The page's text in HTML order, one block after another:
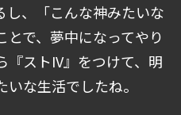
し、「こんな神みたいな
で、夢中になってやり
『ストIV』をつけて、明
な生活でしたね。